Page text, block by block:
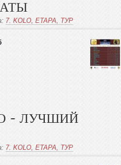
7. KOLO, ETAPA, ТУР
- ЛУЧШИЙ
7. KOLO, ETAPA, ТУР